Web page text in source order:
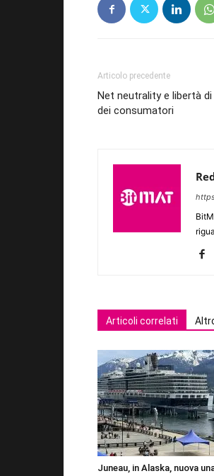
Articolo precedente
Net neutrality e libertà
dei consumatori
Articoli correlati
Juneau, in Alaska, nuova